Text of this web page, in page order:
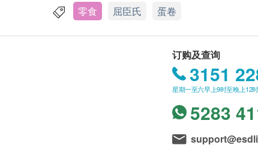
零食 屈臣氏 蛋卷
订购及查询
3151
星期一至六早上9时至晚上12
5283